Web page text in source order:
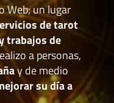
Web; un lugar
de tarot
trabajos de
a personas,
y de medio
su día a